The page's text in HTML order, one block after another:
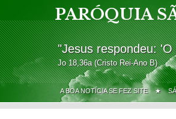
PARÓQUIA
"Jesus respondeu:
Jo 18,36a (Cristo Rei-Ano B)
A BOA NOTÍCIA SE FEZ SITE ★